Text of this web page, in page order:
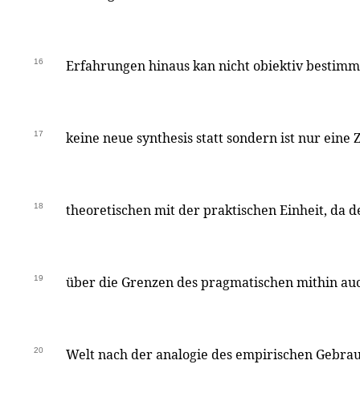
16 Erfahrungen hinaus kan nicht obiektiv
17 keine neue synthesis statt sondern ist nur eine
18 theoretischen mit der praktischen Einheit, da
19 über die Grenzen des pragmatischen mithin
20 Welt nach der analogie des empirischen